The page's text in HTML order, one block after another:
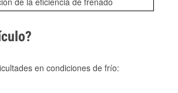
en condiciones de frío: